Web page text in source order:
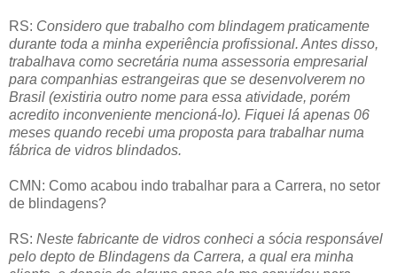
RS: Considero que trabalho com blindagem praticamente
durante toda a minha experiência profissional. Antes disso,
trabalhava como secretária numa assessoria empresarial
para companhias estrangeiras que se desenvolverem no
Brasil (existiria outro nome para essa atividade, porém
acredito inconveniente mencioná-lo). Fiquei lá apenas 06
meses quando recebi uma proposta para trabalhar numa
fábrica de vidros blindados.
CMN: Como acabou indo trabalhar para a Carrera, no setor
de blindagens?
RS: Neste fabricante de vidros conheci a sócia responsável
pelo depto de Blindagens da Carrera, a qual era minha